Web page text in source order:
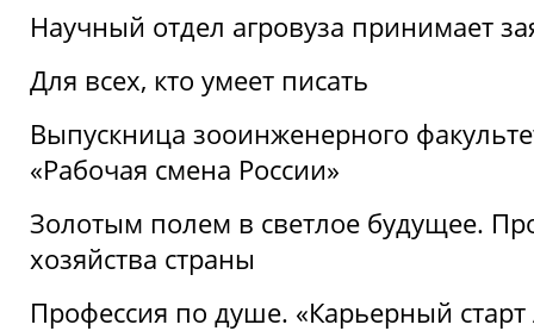
Научный отдел агровуза принимает
Для всех, кто умеет писать
Выпускница зооинженерного
«Рабочая смена России»
Золотым полем в светлое будущее.
хозяйства страны
Профессия по душе. «Карьерный